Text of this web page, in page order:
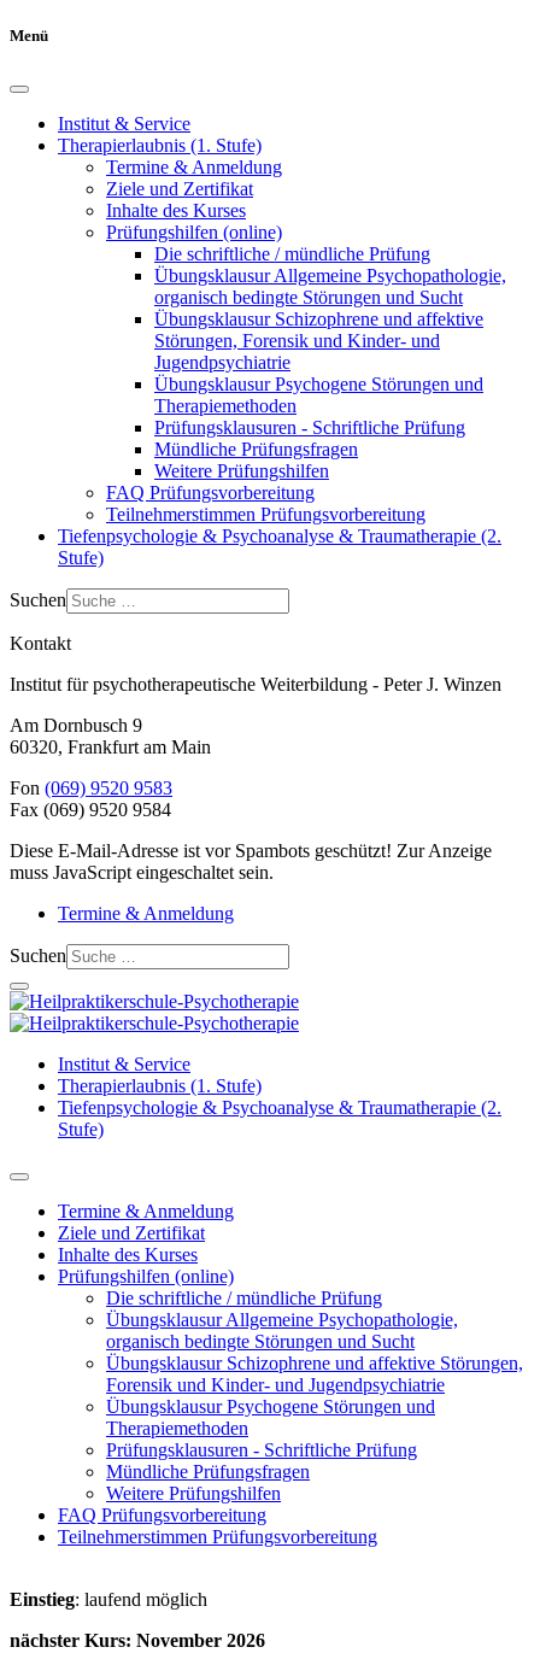
Menü
Institut & Service
Therapierlaubnis (1. Stufe)
Termine & Anmeldung
Ziele und Zertifikat
Inhalte des Kurses
Prüfungshilfen (online)
Die schriftliche / mündliche Prüfung
Übungsklausur Allgemeine Psychopathologie,
organisch bedingte Störungen und Sucht
Übungsklausur Schizophrene und affektive
Störungen, Forensik und Kinder- und
Jugendpsychiatrie
Übungsklausur Psychogene Störungen und
Therapiemethoden
Prüfungsklausuren - Schriftliche Prüfung
Mündliche Prüfungsfragen
Weitere Prüfungshilfen
FAQ Prüfungsvorbereitung
Teilnehmerstimmen Prüfungsvorbereitung
Tiefenpsychologie & Psychoanalyse & Traumatherapie (2.
Stufe)
Suchen
Kontakt
Institut für psychotherapeutische Weiterbildung - Peter J. Winzen
Am Dornbusch 9
60320, Frankfurt am Main
Fon (069) 9520 9583
Fax (069) 9520 9584
Diese E-Mail-Adresse ist vor Spambots geschützt! Zur Anzeige
muss JavaScript eingeschaltet sein.
Termine & Anmeldung
Suchen
Institut & Service
Therapierlaubnis (1. Stufe)
Tiefenpsychologie & Psychoanalyse & Traumatherapie (2.
Stufe)
Termine & Anmeldung
Ziele und Zertifikat
Inhalte des Kurses
Prüfungshilfen (online)
Die schriftliche / mündliche Prüfung
Übungsklausur Allgemeine Psychopathologie,
organisch bedingte Störungen und Sucht
Übungsklausur Schizophrene und affektive Störungen,
Forensik und Kinder- und Jugendpsychiatrie
Übungsklausur Psychogene Störungen und
Therapiemethoden
Prüfungsklausuren - Schriftliche Prüfung
Mündliche Prüfungsfragen
Weitere Prüfungshilfen
FAQ Prüfungsvorbereitung
Teilnehmerstimmen Prüfungsvorbereitung
Einstieg: laufend möglich
nächster Kurs: November 2026